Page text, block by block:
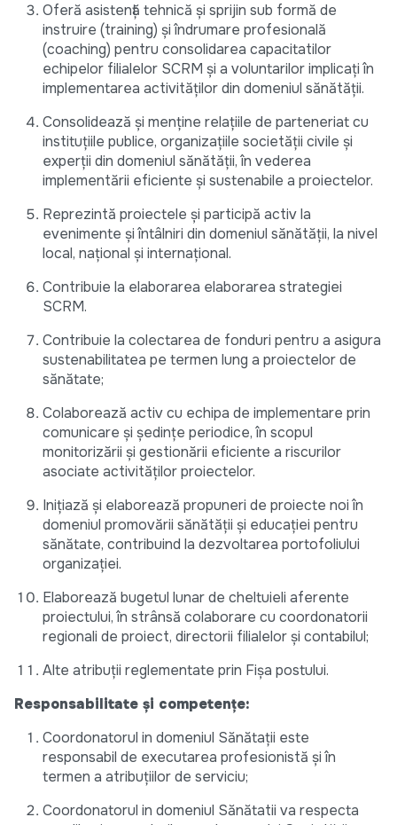
Oferă asistență tehnică și sprijin sub formă de
instruire (training) și îndrumare profesională
(coaching) pentru consolidarea capacitatilor
echipelor filialelor SCRM și a voluntarilor implicați în
implementarea activităților din domeniul sănătății.
Consolidează și menține relațiile de parteneriat cu
instituțiile publice, organizațiile societății civile și
experții din domeniul sănătății, în vederea
implementării eficiente și sustenabile a proiectelor.
Reprezintă proiectele și participă activ la
evenimente și întâlniri din domeniul sănătății, la nivel
local, național și internațional.
Contribuie la elaborarea elaborarea strategiei
SCRM.
Contribuie la colectarea de fonduri pentru a asigura
sustenabilitatea pe termen lung a proiectelor de
sănătate;
Colaborează activ cu echipa de implementare prin
comunicare și ședințe periodice, în scopul
monitorizării și gestionării eficiente a riscurilor
asociate activităților proiectelor.
Inițiază și elaborează propuneri de proiecte noi în
domeniul promovării sănătății și educației pentru
sănătate, contribuind la dezvoltarea portofoliului
organizației.
Elaborează bugetul lunar de cheltuieli aferente
proiectului, în strânsă colaborare cu coordonatorii
regionali de proiect, directorii filialelor și contabilul;
Alte atribuții reglementate prin Fișa postului.
Responsabilitate şi competenţe:
Coordonatorul in domeniul Sănătații este
responsabil de executarea profesionistă şi în
termen a atribuţiilor de serviciu;
Coordonatorul in domeniul Sănătatii va respecta